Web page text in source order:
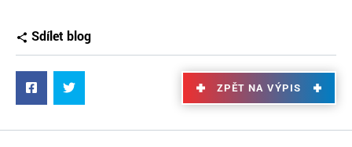
Sdílet blog
ZPĚT NA VÝPIS